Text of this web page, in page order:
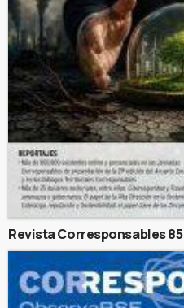
Revista Corresponsables 85